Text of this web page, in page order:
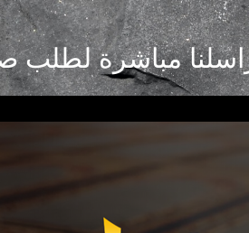
مباشرة لطلب